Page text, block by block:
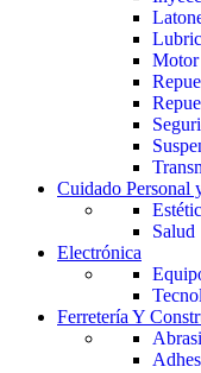
Motor
Cuidado Personal
Salud
Electrónica
Ferretería Y